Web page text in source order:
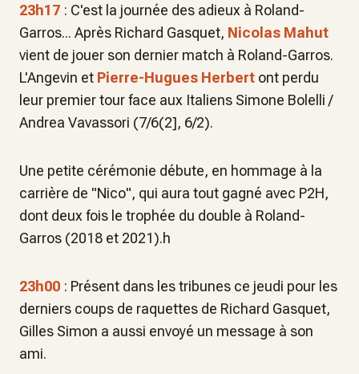
23h17 : C'est la journée des adieux à Roland-
Garros... Après Richard Gasquet, Nicolas Mahut
vient de jouer son dernier match à Roland-Garros.
L'Angevin et Pierre-Hugues Herbert ont perdu
leur premier tour face aux Italiens Simone Bolelli /
Andrea Vavassori (7/6(2], 6/2).
Une petite cérémonie débute, en hommage à la
carrière de "Nico", qui aura tout gagné avec P2H,
dont deux fois le trophée du double à Roland-
Garros (2018 et 2021).h
23h00 : Présent dans les tribunes ce jeudi pour les
derniers coups de raquettes de Richard Gasquet,
Gilles Simon a aussi envoyé un message à son
ami.